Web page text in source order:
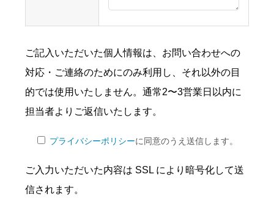
ご記入いただいた個人情報は、お問い合わせへの
対応・ご連絡のためにのみ利用し、それ以外の目
的では使用いたしません。通常2〜3営業日以内に
担当者よりご返信いたします。
プライバシーポリシーに同意のうえ送信します。
ご入力いただいた内容は SSL により暗号化して送
信されます。